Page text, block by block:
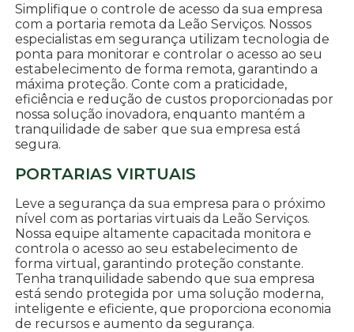
Simplifique o controle de acesso da sua empresa
com a portaria remota da Leão Serviços. Nossos
especialistas em segurança utilizam tecnologia de
ponta para monitorar e controlar o acesso ao seu
estabelecimento de forma remota, garantindo a
máxima proteção. Conte com a praticidade,
eficiência e redução de custos proporcionadas por
nossa solução inovadora, enquanto mantém a
tranquilidade de saber que sua empresa está
segura.
PORTARIAS VIRTUAIS
Leve a segurança da sua empresa para o próximo
nível com as portarias virtuais da Leão Serviços.
Nossa equipe altamente capacitada monitora e
controla o acesso ao seu estabelecimento de
forma virtual, garantindo proteção constante.
Tenha tranquilidade sabendo que sua empresa
está sendo protegida por uma solução moderna,
inteligente e eficiente, que proporciona economia
de recursos e aumento da segurança.